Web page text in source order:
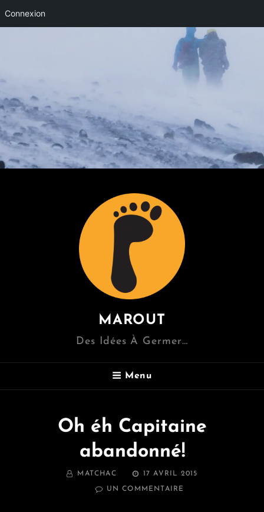
Connexion
MAROUT
Des Idées À Germer…
Menu
Oh éh Capitaine
abandonné!
BY MATCHAC
POSTED
ON
17 AVRIL 2015
UN COMMENTAIRE